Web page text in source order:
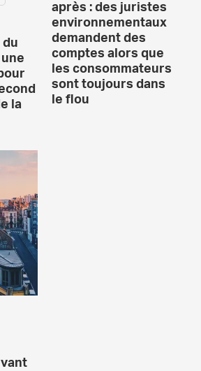
du
la
après : des juristes
environnementaux
demandent des
comptes alors que
les consommateurs
sont toujours dans
le flou